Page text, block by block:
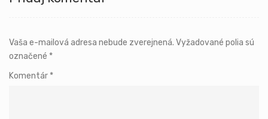
Vaša e-mailová adresa nebude zverejnená. Vyžadované polia sú
označené *
Komentár *